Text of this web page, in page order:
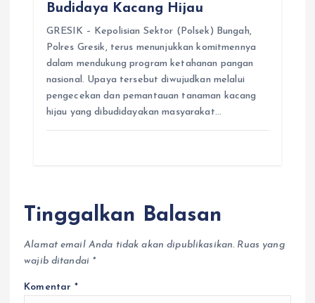
Budidaya Kacang Hijau
GRESIK – Kepolisian Sektor (Polsek) Bungah,
Polres Gresik, terus menunjukkan komitmennya
dalam mendukung program ketahanan pangan
nasional. Upaya tersebut diwujudkan melalui
pengecekan dan pemantauan tanaman kacang
hijau yang dibudidayakan masyarakat…
Tinggalkan Balasan
Alamat email Anda tidak akan dipublikasikan. Ruas yang
wajib ditandai *
Komentar*